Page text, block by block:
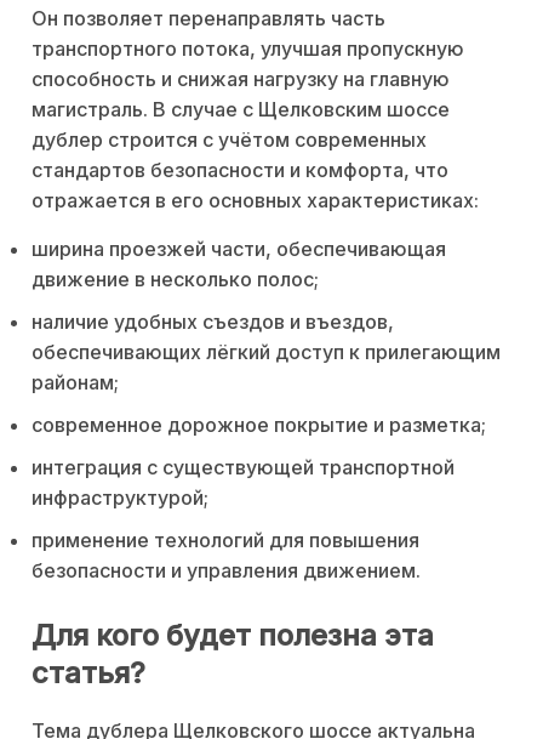
Он позволяет перенаправлять часть
транспортного потока, улучшая пропускную
способность и снижая нагрузку на главную
магистраль. В случае с Щелковским шоссе
дублер строится с учётом современных
стандартов безопасности и комфорта, что
отражается в его основных характеристиках:
ширина проезжей части, обеспечивающая
движение в несколько полос;
наличие удобных съездов и въездов,
обеспечивающих лёгкий доступ к прилегающим
районам;
современное дорожное покрытие и разметка;
интеграция с существующей транспортной
инфраструктурой;
применение технологий для повышения
безопасности и управления движением.
Для кого будет полезна эта
статья?
Тема дублера Щелковского шоссе актуальна